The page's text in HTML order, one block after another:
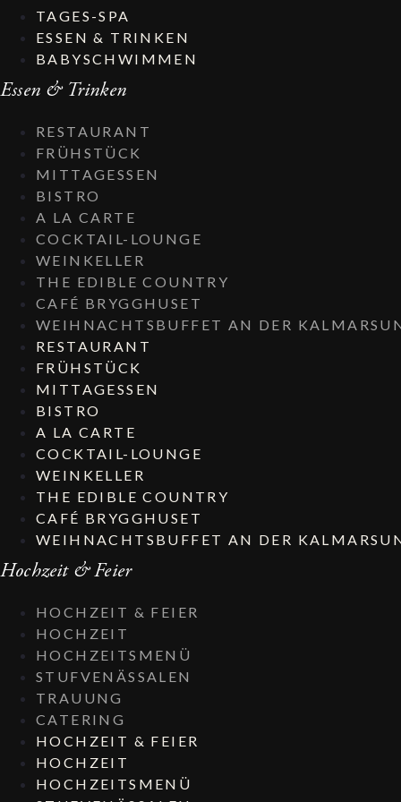
TAGES-SPA
ESSEN & TRINKEN
BABYSCHWIMMEN
Essen & Trinken
RESTAURANT
FRÜHSTÜCK
MITTAGESSEN
BISTRO
A LA CARTE
COCKTAIL-LOUNGE
WEINKELLER
THE EDIBLE COUNTRY
CAFÉ BRYGGHUSET
WEIHNACHTSBUFFET AN DER
RESTAURANT
FRÜHSTÜCK
MITTAGESSEN
BISTRO
A LA CARTE
COCKTAIL-LOUNGE
WEINKELLER
THE EDIBLE COUNTRY
CAFÉ BRYGGHUSET
WEIHNACHTSBUFFET AN DER
Hochzeit & Feier
HOCHZEIT & FEIER
HOCHZEIT
HOCHZEITSMENÜ
STUFVENÄSSALEN
TRAUUNG
CATERING
HOCHZEIT & FEIER
HOCHZEIT
HOCHZEITSMENÜ